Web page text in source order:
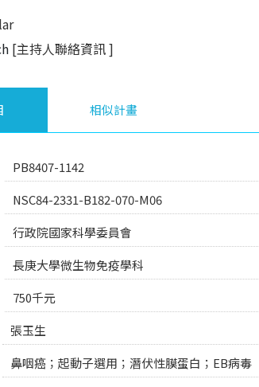
[主持人聯絡資訊]
相似計畫
PB8407-1142
NSC84-2331-B182-070-M06
行政院國家科學委員會
長庚大學微生物免疫學科
750千元
張玉生
鼻咽癌；起動子選用；潛伏性膜蛋白；EB病毒